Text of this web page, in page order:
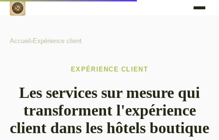
Accueil ›Expérience client
EXPÉRIENCE CLIENT
Les services sur mesure qui
transforment l'expérience
client dans les hôtels boutique